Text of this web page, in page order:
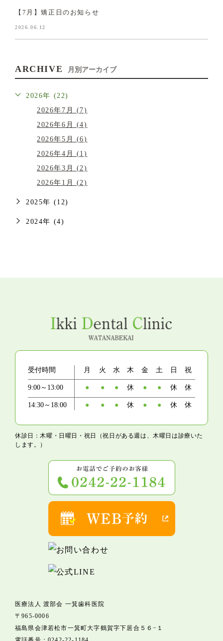
【7月】矯正日のお知らせ
2026.06.12
ARCHIVE 月別アーカイブ
2026年 (22)
2026年7月 (7)
2026年6月 (4)
2026年5月 (6)
2026年4月 (1)
2026年3月 (2)
2026年1月 (2)
2025年 (12)
2024年 (4)
受付時間 月 火 水 木 金 土 日 祝
9:00～13:00 ● ● ● 休 ● ● 休 休
14:30～18:00 ● ● ● 休 ● ● 休 休
休診日：木曜・日曜日・祝日（祝日がある週は、木曜日は診療いた
します。）
医療法人 渡部会 一箕歯科医院
〒965-0006
福島県会津若松市一箕町大字鶴賀字下居合５６−１